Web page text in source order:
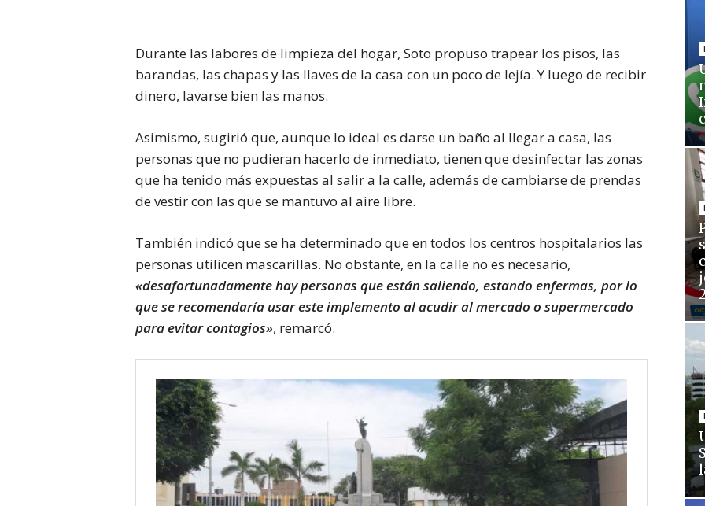
Durante las labores de limpieza del hogar, Soto propuso trapear los pisos, las
barandas, las chapas y las llaves de la casa con un poco de lejía. Y luego de recibir
dinero, lavarse bien las manos.
Asimismo, sugirió que, aunque lo ideal es darse un baño al llegar a casa, las
personas que no pudieran hacerlo de inmediato, tienen que desinfectar las zonas
que ha tenido más expuestas al salir a la calle, además de cambiarse de prendas
de vestir con las que se mantuvo al aire libre.
También indicó que se ha determinado que en todos los centros hospitalarios las
personas utilicen mascarillas. No obstante, en la calle no es necesario,
«desafortunadamente hay personas que están saliendo, estando enfermas, por lo
que se recomendaría usar este implemento al acudir al mercado o supermercado
para evitar contagios», remarcó.